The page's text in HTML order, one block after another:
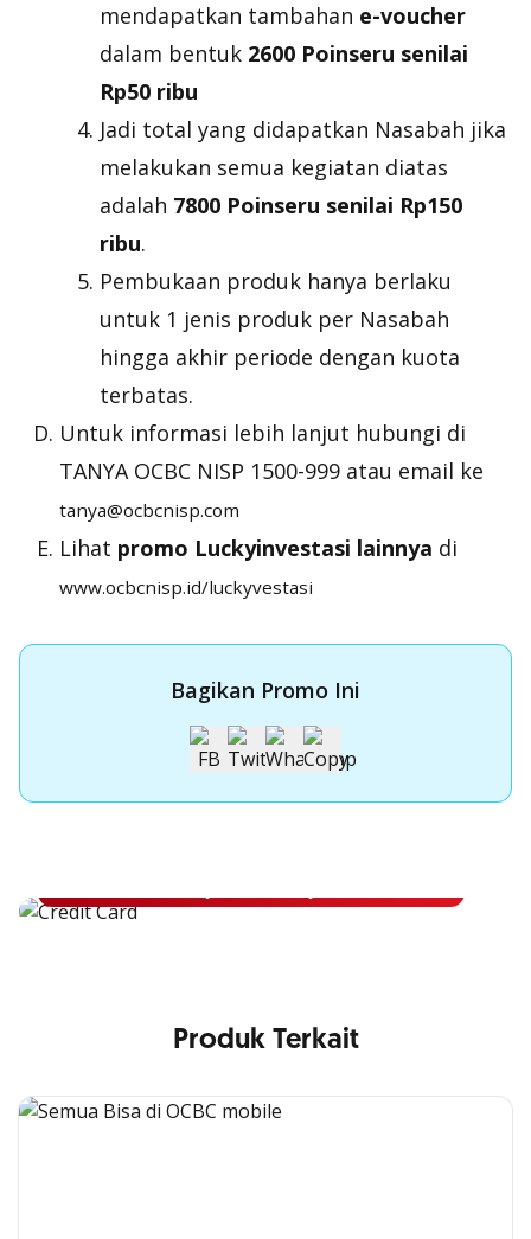
mendapatkan tambahan e-voucher
dalam bentuk 2600 Poinseru senilai
Rp50 ribu
Jadi total yang didapatkan Nasabah jika
melakukan semua kegiatan diatas
adalah 7800 Poinseru senilai Rp150
ribu.
Pembukaan produk hanya berlaku
untuk 1 jenis produk per Nasabah
hingga akhir periode dengan kuota
terbatas.
Untuk informasi lebih lanjut hubungi di
TANYA OCBC NISP 1500-999 atau email ke
tanya@ocbcnisp.com
Lihat promo Luckyinvestasi lainnya di
www.ocbcnisp.id/luckyvestasi
Bagikan Promo Ini
Apply Kartu Kredit OCBC NISP
Produk Terkait